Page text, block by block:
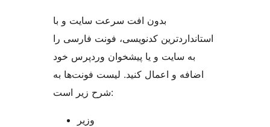
بدون افت سرعت سایت و با
استانداردترین کدنویسی، فونت فارسی را
به سایت و یا پیشخوان وردپرس خود
اضافه و اعمال کنید. لیست فونت‌ها به
شرح زیر است:
وزیر